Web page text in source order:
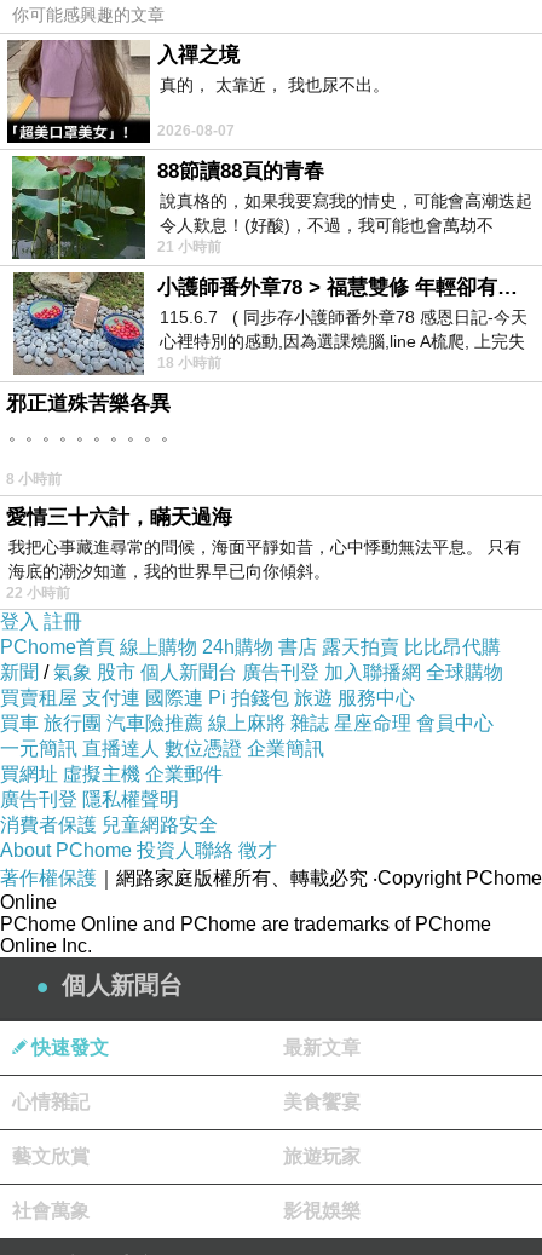
還好方塊還算給面子
不會讓老爸老媽走在前頭
然後自己在後頭遠遠跟著
彷彿是不相干的路人
那晚的燈光美氣氛佳
趕緊拍下這畫面
上一篇：時光飛逝
下一篇：大叔！？
方塊爹
2016-10-27 16:36:18
太看得起某人了!!
iTiger 虎
2016-10-26 19:39:28
乍看還以為小方塊交女友了！媽媽太年輕了啦！
你可能感興趣的文章
入禪之境
真的， 太靠近， 我也尿不出。
2026-08-07
88節讀88頁的青春
說真格的，如果我要寫我的情史，可能會高潮迭起
令人歎息！(好酸)，不過，我可能也會萬劫不
復...，每天跪鍵盤還是被判了花心的罪
21 小時前
小護師番外章78 > 福慧雙修 年輕卻有個老靈魂 ㄑ金剛經〉podcast
115.6.7 ( 同步存小護師番外章78 感恩日記-今天
心裡特別的感動,因為選課燒腦,line A梳爬, 上完失
智課的她,特來傾
18 小時前
邪正道殊苦樂各異
。。。。。。。。。。
8 小時前
愛情三十六計，瞞天過海
我把心事藏進尋常的問候，海面平靜如昔，心中悸動無法平息。 只有
海底的潮汐知道，我的世界早已向你傾斜。
22 小時前
登入 註冊
PChome首頁 線上購物 24h購物 書店 露天拍賣 比比昂代購
新聞 /氣象 股市 個人新聞台 廣告刊登 加入聯播網 全球購物
買賣租屋 支付連 國際連 Pi 拍錢包 旅遊 服務中心
買車 旅行團 汽車險推薦 線上麻將 雜誌 星座命理 會員中心
一元簡訊 直播達人 數位憑證 企業簡訊
買網址 虛擬主機 企業郵件
廣告刊登 隱私權聲明
消費者保護 兒童網路安全
About PChome 投資人聯絡 徵才
著作權保護 ｜網路家庭版權所有、轉載必究 ‧Copyright PChome
Online
PChome Online and PChome are trademarks of PChome
Online Inc.
個人新聞台
快速發文 最新文章
心情雜記 美食饗宴
藝文欣賞 旅遊玩家
社會萬象 影視娛樂